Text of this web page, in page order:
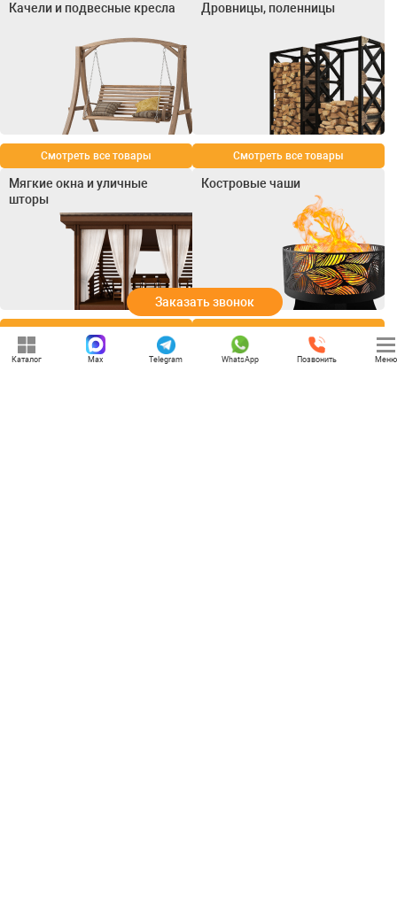
Качели и подвесные кресла
Смотреть все товары
Дровницы, поленницы
Смотреть все товары
Мягкие окна и уличные
шторы
Костровые чаши
Заказать звонок
Каталог Max Telegram WhatsApp Позвонить Меню